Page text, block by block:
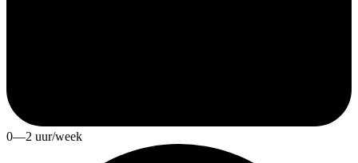
0—2 uur/week